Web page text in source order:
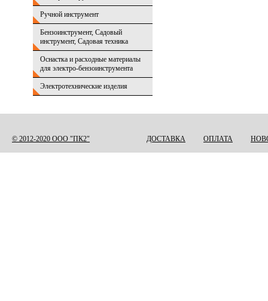
Ручной инструмент
Бензоинструмент, Садовый
инструмент, Садовая техника
Оснастка и расходные материалы
для электро-бензоинструмента
Электротехнические изделия
© 2012-2020 ООО "ПК2" ДОСТАВКА ОПЛАТА